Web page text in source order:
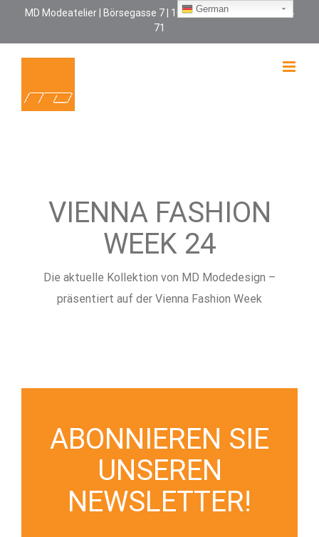
MD Modeatelier | Börsegasse 7 | 1010 Wien | +43 664 170 24
71
VIENNA FASHION
WEEK 24
Die aktuelle Kollektion von MD Modedesign –
präsentiert auf der Vienna Fashion Week
ABONNIEREN SIE
UNSEREN
NEWSLETTER!
German